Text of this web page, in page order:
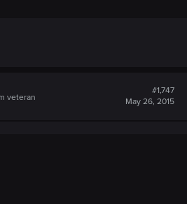
veteran
#1,747
May 26, 2015